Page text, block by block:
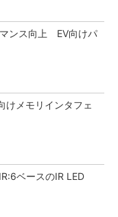
ンス向上 EV向けパ
けメモリインタフェ
ベースのIR LED